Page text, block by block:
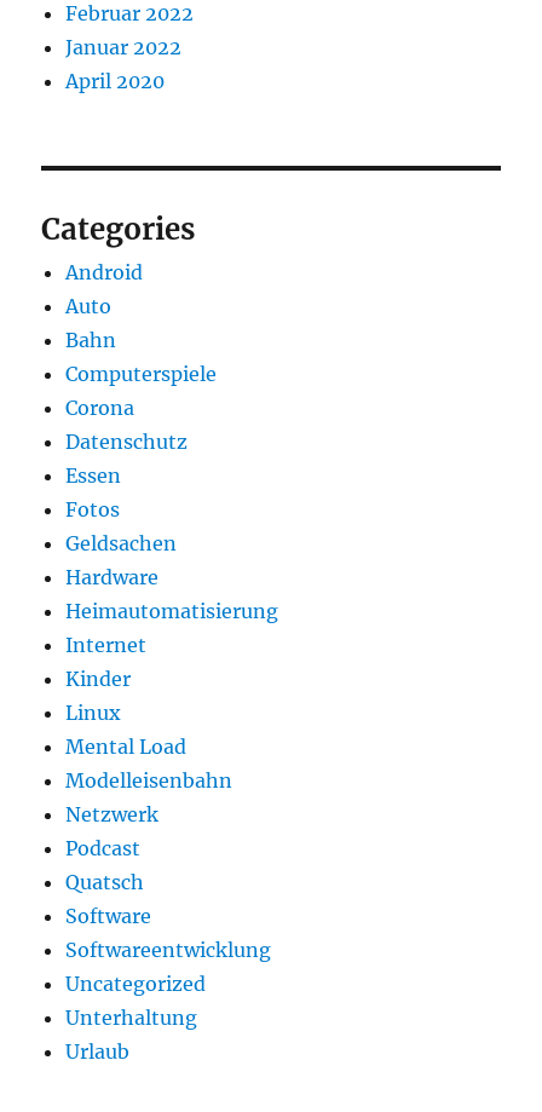
Februar 2022
Januar 2022
April 2020
Categories
Android
Auto
Bahn
Computerspiele
Corona
Datenschutz
Essen
Fotos
Geldsachen
Hardware
Heimautomatisierung
Internet
Kinder
Linux
Mental Load
Modelleisenbahn
Netzwerk
Podcast
Quatsch
Software
Softwareentwicklung
Uncategorized
Unterhaltung
Urlaub